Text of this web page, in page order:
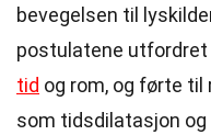
bevegelsen til
postulatene
tid og rom, og førte
som tidsdilatasjon